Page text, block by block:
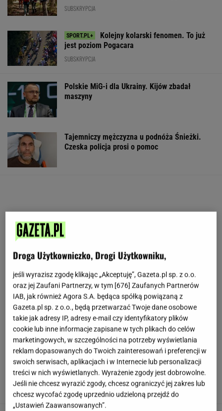
SUBSKRYPCJA
Kolejny kolarski fenomen. To już
jest poziom Pogacara
SUBSKRYPCJA
Polskie MiG-i dla Ukrainy. Kijów zbadał
maszyny
Tajemniczy mężczyzna u podnóża Śnieżki.
Czeska policja prosi o pomoc
Ambasada wydała pilny apel. Kierowcy wciąż
wpadają w tę samą pułapkę
Droga Użytkowniczko, Drogi Użytkowniku,
jeśli wyrazisz zgodę klikając „Akceptuję”, Gazeta.pl sp. z o.o.
oraz jej Zaufani Partnerzy, w tym [676] Zaufanych Partnerów
IAB, jak również Agora S.A. będąca spółką powiązaną z
Gazeta.pl sp. z o.o., będą przetwarzać Twoje dane osobowe
takie jak adresy IP, adresy e-mail czy identyfikatory plików
cookie lub inne informacje zapisane w tych plikach do celów
marketingowych, w szczególności na potrzeby wyświetlania
reklam dopasowanych do Twoich zainteresowań i preferencji w
swoich serwisach, aplikacjach i w Internecie lub personalizacji
treści w nich wyświetlanych. Wyrażenie zgody jest dobrowolne.
Jeśli nie chcesz wyrazić zgody, chcesz ograniczyć jej zakres lub
chcesz wycofać zgodę uprzednio udzieloną przejdź do
„Ustawień Zaawansowanych”.